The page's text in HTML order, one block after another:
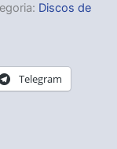
Discos de
Telegram